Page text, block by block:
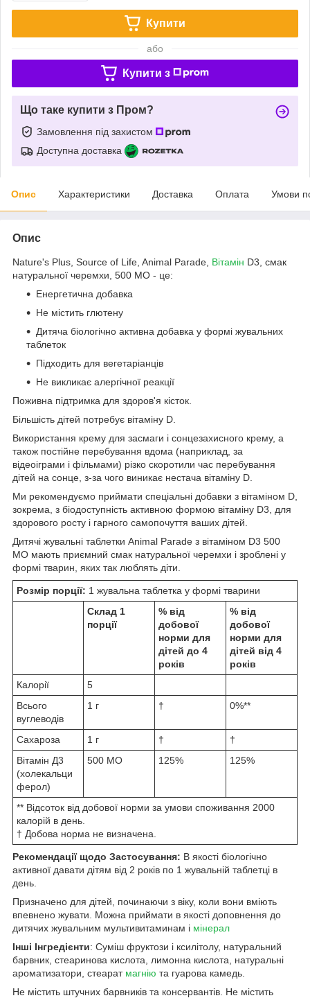
Купити
або
Купити з
Що таке купити з Пром?
Замовлення під захистом
Доступна доставка
Опис Характеристики Доставка Оплата Умови
Опис
Nature's Plus, Source of Life, Animal Parade, Вітамін D3, смак
натуральної черемхи, 500 МО - це:
Енергетична добавка
Не містить глютену
Дитяча біологічно активна добавка у формі жувальних
таблеток
Підходить для вегетаріанців
Не викликає алергічної реакції
Поживна підтримка для здоров'я кісток.
Більшість дітей потребує вітаміну D.
Використання крему для засмаги і сонцезахисного крему, а
також постійне перебування вдома (наприклад, за
відеоіграми і фільмами) різко скоротили час перебування
дітей на сонце, з-за чого виникає нестача вітаміну D.
Ми рекомендуємо приймати спеціальні добавки з вітаміном D,
зокрема, з біодоступність активною формою вітаміну D3, для
здорового росту і гарного самопочуття ваших дітей.
Дитячі жувальні таблетки Animal Parade з вітаміном D3 500
МО мають приємний смак натуральної черемхи і зроблені у
формі тварин, яких так люблять діти.
Розмір порції: 1 жувальна таблетка у формі тварини
Склад 1
порції
% від
добової
норми для
дітей до 4
років
% від
добової
норми для
дітей від 4
років
Калорії
5
Всього
вуглеводів
1 г † 0%**
Сахароза 1 г †
†
Вітамін Д3
(холекальци
ферол)
500 МО 125% 125%
** Відсоток від добової норми за умови споживання 2000
калорій в день.
† Добова норма не визначена.
Рекомендації щодо Застосування: В якості біологічно
активної давати дітям від 2 років по 1 жувальній таблетці в
день.
Призначено для дітей, починаючи з віку, коли вони вміють
впевнено жувати. Можна приймати в якості доповнення до
дитячих жувальним мультивитаминам і мінерал
Інші Інгредієнти: Суміш фруктози і ксилітолу, натуральний
барвник, стеаринова кислота, лимонна кислота, натуральні
ароматизатори, стеарат магнію та гуарова камедь.
Не містить штучних барвників та консервантів. Не містить